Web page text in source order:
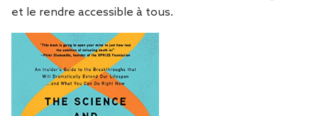
et le rendre accessible à tous.